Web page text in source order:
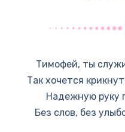
Тимофей, ты
Так хочется
Надежную руку
Без слов, без